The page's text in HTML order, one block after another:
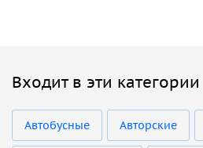
Входит в эти категории
Автобусные Авторские